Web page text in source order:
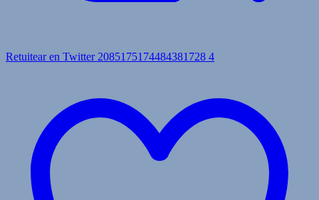
Retuitear en Twitter 2085175174484381728 4